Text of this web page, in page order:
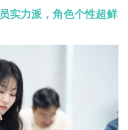
实力派，角色个性超鲜